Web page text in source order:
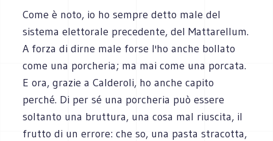
Come è noto, io ho sempre detto male del
sistema elettorale precedente, del Mattarellum.
A forza di dirne male forse l'ho anche bollato
come una porcheria; ma mai come una porcata.
E ora, grazie a Calderoli, ho anche capito
perché. Di per sé una porcheria può essere
soltanto una bruttura, una cosa mal riuscita, il
frutto di un errore: che so, una pasta stracotta,